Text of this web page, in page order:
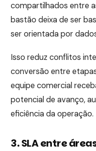
compartilhados entre
bastão deixa de ser
ser orientada por
Isso reduz conflitos
conversão entre
equipe comercial
potencial de avanço,
eficiência da operação.
3. SLA entre